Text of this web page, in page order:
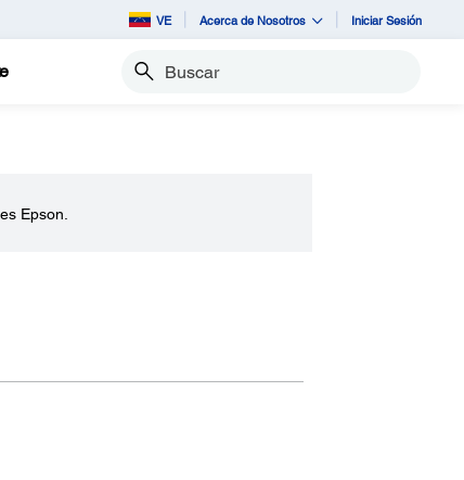
VE Acerca de Nosotros Iniciar Sesión
Buscar
Epson.